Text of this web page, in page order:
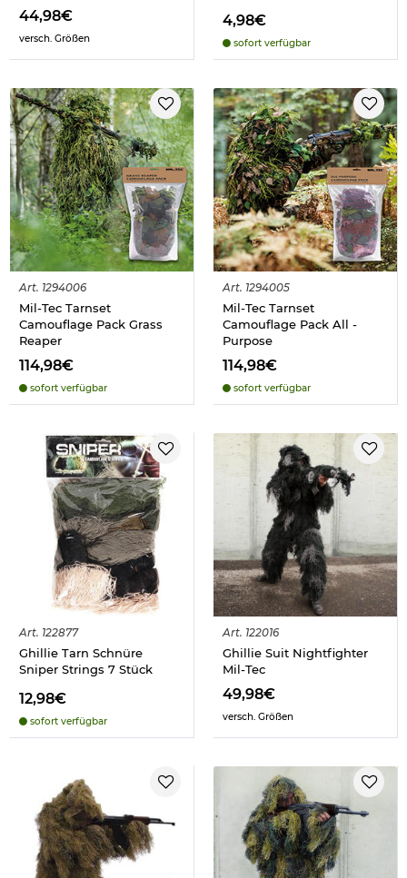
44,98€
versch. Größen
4,98€
sofort verfügbar
Art. 1294006
Mil-Tec Tarnset
Camouflage Pack Grass
Reaper
114,98€
sofort verfügbar
Art. 1294005
Mil-Tec Tarnset
Camouflage Pack All -
Purpose
114,98€
sofort verfügbar
Art. 122877
Ghillie Tarn Schnüre
Sniper Strings 7 Stück
12,98€
sofort verfügbar
Art. 122016
Ghillie Suit Nightfighter
Mil-Tec
49,98€
versch. Größen